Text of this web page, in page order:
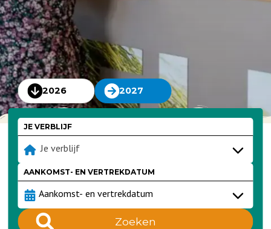
2026 2027
JE VERBLIJF
Je verblijf
AANKOMST- EN VERTREKDATUM
Zoeken